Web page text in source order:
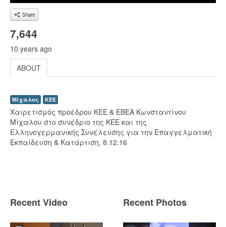
Share
7,644
10 years ago
ABOUT
Μίχαλος ΚΕΕ
Χαιρετισμός προέδρου ΚΕΕ & ΕΒΕΑ Κωνσταντίνου
Μίχαλου στο συνέδριο της ΚΕΕ και της
Ελληνογερμανικής Συνέλευσης για την Επαγγελματική
Εκπαίδευση & Κατάρτιση, 8.12.16
Recent Video Recent Photos